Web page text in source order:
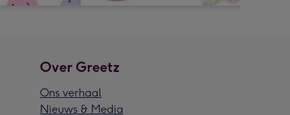
Over Greetz
Ons verhaal
Nieuws & Media